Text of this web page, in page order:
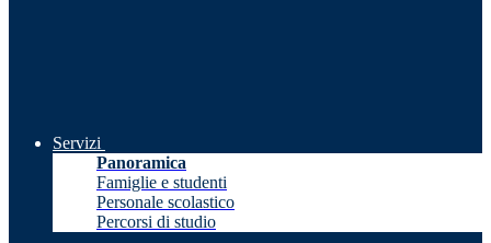
Servizi
Panoramica
Famiglie e studenti
Personale scolastico
Percorsi di studio